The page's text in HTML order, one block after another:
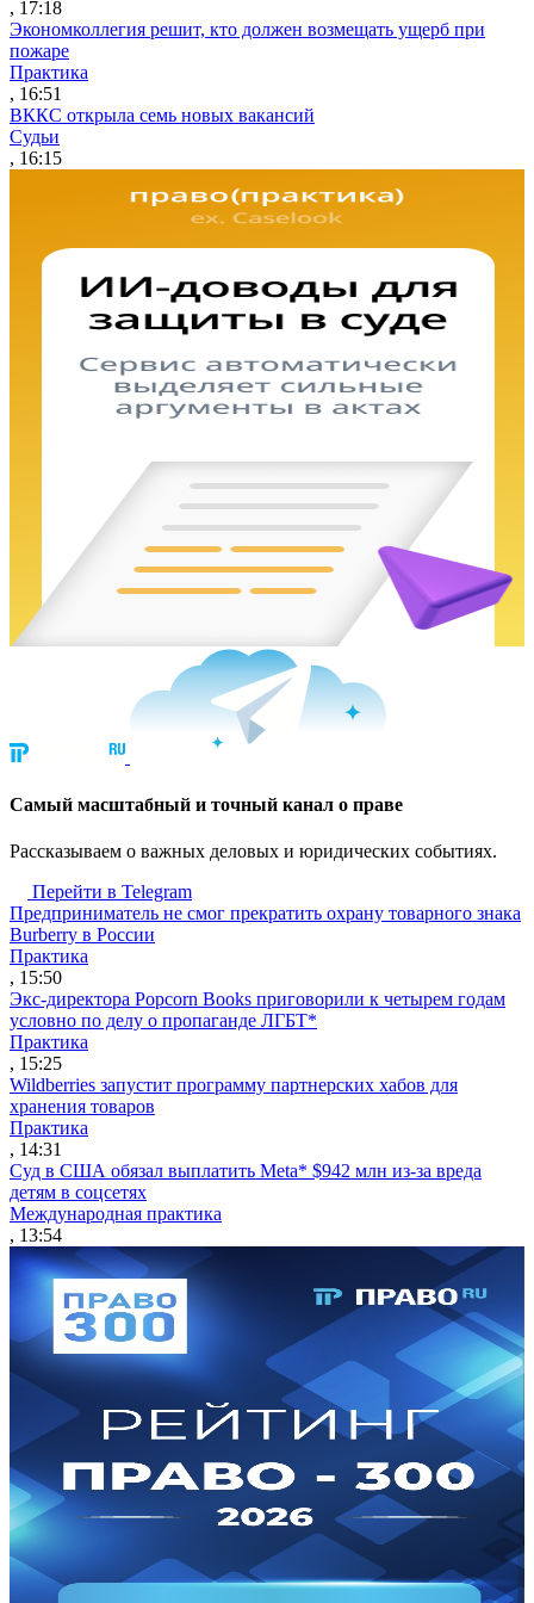
, 17:18
Экономколлегия решит, кто должен возмещать ущерб при
пожаре
Практика
, 16:51
ВККС открыла семь новых вакансий
Судьи
, 16:15
Cамый масштабный и точный канал о праве
Рассказываем о важных деловых и юридических событиях.
Перейти в Telegram
Предприниматель не смог прекратить охрану товарного знака
Burberry в России
Практика
, 15:50
Экс-директора Popcorn Books приговорили к четырем годам
условно по делу о пропаганде ЛГБТ*
Практика
, 15:25
Wildberries запустит программу партнерских хабов для
хранения товаров
Практика
, 14:31
Суд в США обязал выплатить Meta* $942 млн из-за вреда
детям в соцсетях
Международная практика
, 13:54